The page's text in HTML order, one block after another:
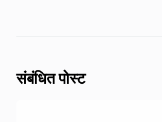
संबंधित पोस्ट